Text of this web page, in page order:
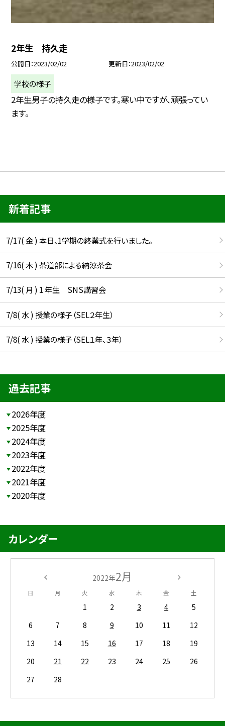
2年生 持久走
公開日 2023/02/02 更新日 2023/02/02
学校の様子
2年生男子の持久走の様子です。寒い中ですが、頑張ってい
ます。
新着記事
7/17( 金 ) 本日、1学期の終業式を行いました。
7/16( 木 ) 茶道部による納涼茶会
7/13( 月 ) 1 年生 SNS講習会
7/8( 水 ) 授業の様子（SEL２年生）
7/8( 水 ) 授業の様子（SEL１年、３年）
過去記事
2026年度
2025年度
2024年度
2023年度
2022年度
2021年度
2020年度
カレンダー
2022年2月
日 月 火 水 木 金 土
1 2 3 4
5
6
7 8 9 10 11
12
13
14 15 16 17 18
19
20
21 22 23 24 25
26
27
28